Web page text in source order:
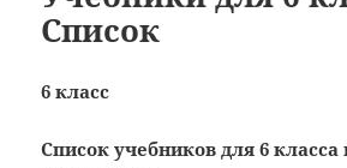
Список
6 класс
Список учебников для 6 класса